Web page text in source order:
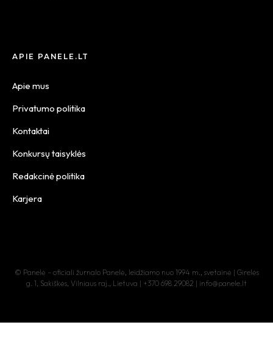
APIE PANELE.LT
Apie mus
Privatumo politika
Kontaktai
Konkursų taisyklės
Redakcinė politika
Karjera
© Panelė – oficiali žurnalo Panelė, leidžiamo nuo 1994 m., svetainė | Girelės
g. 1, Sakiškės, Vilniaus raj., Lietuva | +370 698 29082 | info@panele.lt